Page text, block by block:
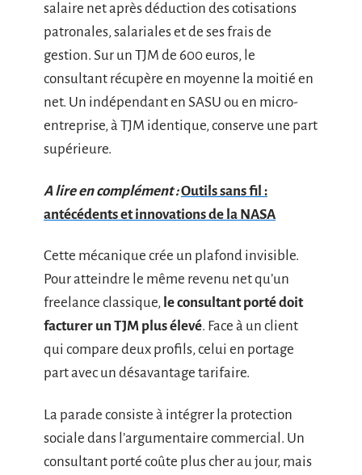
salaire net après déduction des cotisations
patronales, salariales et de ses frais de
gestion. Sur un TJM de 600 euros, le
consultant récupère en moyenne la moitié en
net. Un indépendant en SASU ou en micro-
entreprise, à TJM identique, conserve une part
supérieure.
A lire en complément :Outils sans fil :
antécédents et innovations de la NASA
Cette mécanique crée un plafond invisible.
Pour atteindre le même revenu net qu’un
freelance classique, le consultant porté doit
facturer un TJM plus élevé. Face à un client
qui compare deux profils, celui en portage
part avec un désavantage tarifaire.
La parade consiste à intégrer la protection
sociale dans l’argumentaire commercial. Un
consultant porté coûte plus cher au jour, mais